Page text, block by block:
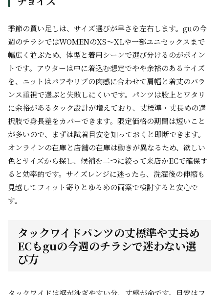
季節の買い足しは、サイズ選びが早さを左右します。guの今
週のチラシではWOMENのXS～XLや一部ユニセックスまで
幅広く並ぶため、体型と着用シーンで選び分けるのがポイン
トです。アウターは中に着込む想定でやや余裕のあるサイズ
を、ニットはパフやリブの肉感に合わせて肩幅と着丈のバラ
ンス重視で選ぶと失敗しにくいです。パンツは股上とワタリ
に余裕があるタック設計が増えており、丈標準・丈長めの選
択肢で身長差をカバーできます。限定価格の期間は短いこと
が多いので、まずは試着目安を知っておくと即断できます。
オンラインの在庫と店舗の在庫は動きが異なるため、欲しい
色とサイズから探し、候補を二つに絞って来店かECで確保す
ると効率的です。サイズレンジに迷ったら、洗濯後の伸縮も
見越してフィット寄りとゆるめの両案で検討すると安心で
す。
タックワイドパンツの丈標準や丈長め
ECもguの今週のチラシで迷わない選
び方
タックワイドは裾が泳ぎやすい分、丈感が命です。目安はフ